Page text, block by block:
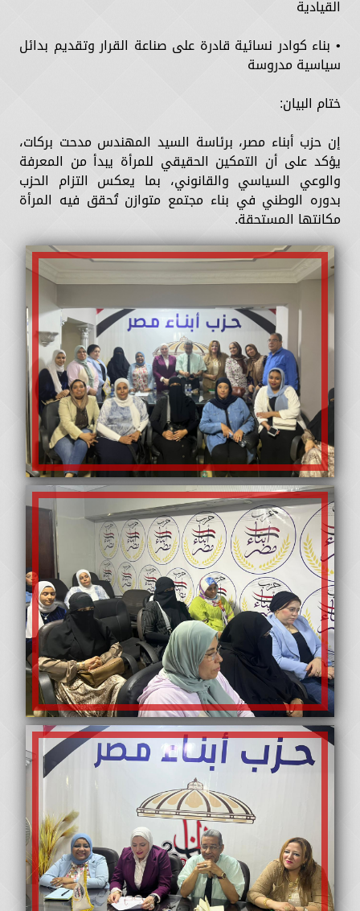
القيادية
• بناء كوادر نسائية قادرة على صناعة القرار وتقديم بدائل
سياسية مدروسة
ختام البيان:
إن حزب أبناء مصر، برئاسة السيد المهندس مدحت بركات،
يؤكد على أن التمكين الحقيقي للمرأة يبدأ من المعرفة
والوعي السياسي والقانوني، بما يعكس التزام الحزب
بدوره الوطني في بناء مجتمع متوازن تُحقق فيه المرأة
مكانتها المستحقة.